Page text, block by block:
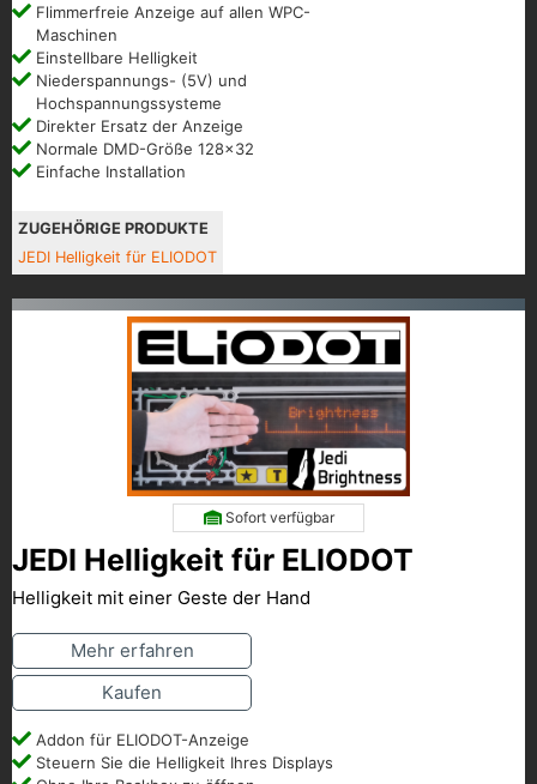
Flimmerfreie Anzeige auf allen WPC-
Maschinen
Einstellbare Helligkeit
Niederspannungs- (5V) und
Hochspannungssysteme
Direkter Ersatz der Anzeige
Normale DMD-Größe 128x32
Einfache Installation
ZUGEHÖRIGE PRODUKTE
JEDI Helligkeit für ELIODOT
Sofort verfügbar
JEDI Helligkeit für ELIODOT
Helligkeit mit einer Geste der Hand
Mehr erfahren
Kaufen
Addon für ELIODOT-Anzeige
Steuern Sie die Helligkeit Ihres Displays